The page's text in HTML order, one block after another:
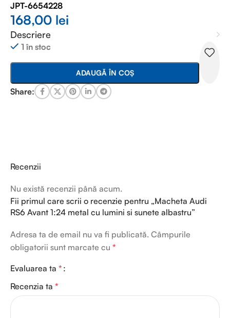
JPT-6654228
168,00 lei
Descriere
1 în stoc
ADAUGĂ ÎN COȘ
Share:
Recenzii
Nu există recenzii până acum.
Fii primul care scrii o recenzie pentru „Macheta Audi
RS6 Avant 1:24 metal cu lumini si sunete albastru”
Adresa ta de email nu va fi publicată. Câmpurile
obligatorii sunt marcate cu *
Evaluarea ta *
Recenzia ta *